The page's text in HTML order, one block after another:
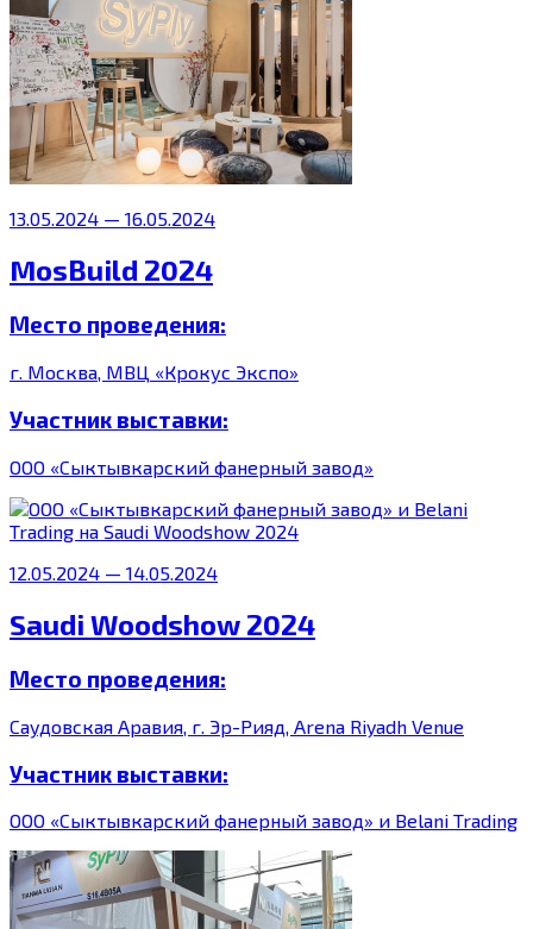
13.05.2024 — 16.05.2024
MosBuild 2024
Место проведения:
г. Москва, МВЦ «Крокус Экспо»
Участник выставки:
ООО «Сыктывкарский фанерный завод»
12.05.2024 — 14.05.2024
Saudi Woodshow 2024
Место проведения:
Саудовская Аравия, г. Эр-Рияд, Arena Riyadh Venue
Участник выставки:
ООО «Сыктывкарский фанерный завод» и Belani Trading